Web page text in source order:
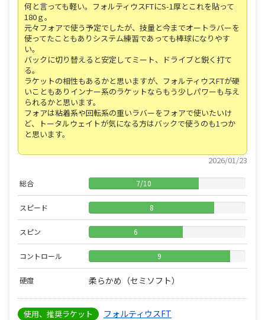
何と言っても軽い。フォルティウスFTにS-1厚とこれを貼って
180ｇ。
元々フォアで使う予定でしたが、技量と今までオートラバーを
使ってたこともありシステム練習であっても棒球になりやす
い。
バックに切り替えると安定してミート、ドライブと鋭く打て
る。
ラケットの相性もあるかと思いますが、フォルティウスFTが硬
いこともありインナー系のラケットならもう少しパワーも与え
られるかと思います。
フォアは粘着系や回転系の重いラバーをフォアで使いたいけ
ど、トータルウェイトが気になる方はバックで使うのも1つか
と思います。
2026/01/23
総合 7/10
スピード 8
スピン 6
コントロール 9
硬度 柔らかめ（セミソフト）
使用、推奨ラケット フォルティウスFT